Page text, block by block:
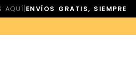
AQUÍ| ENVÍOS GRATIS, SIEMPRE